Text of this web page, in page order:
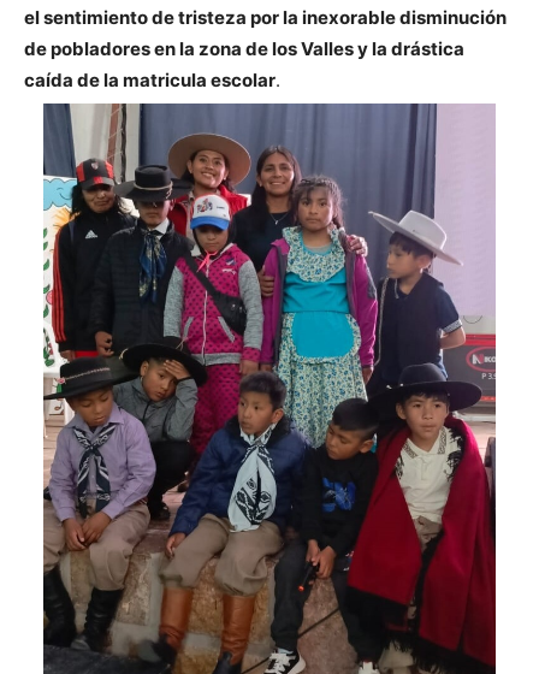
el sentimiento de tristeza por la inexorable disminución
de pobladores en la zona de los Valles y la drástica
caída de la matricula escolar.